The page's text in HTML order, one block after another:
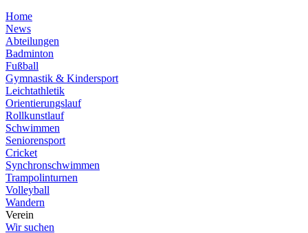
Home
News
Abteilungen
Badminton
Fußball
Gymnastik & Kindersport
Leichtathletik
Orientierungslauf
Rollkunstlauf
Schwimmen
Seniorensport
Cricket
Synchronschwimmen
Trampolinturnen
Volleyball
Wandern
Verein
Wir suchen